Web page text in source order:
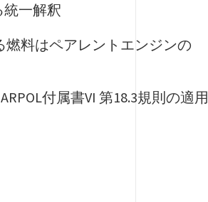
一解釈
燃料はペアレントエンジンの
付属書VI 第18.3規則の適用